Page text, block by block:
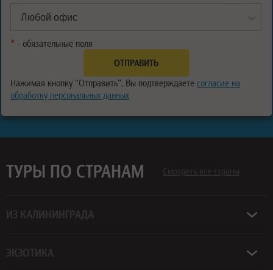
* - обязательные поля
Нажимая кнопку "Отправить", Вы подтверждаете согласие на
обработку персональных данных
ТУРЫ ПО СТРАНАМ Смотреть все страны
ИЗ КАЛИНИНГРАДА
ЭКЗОТИКА